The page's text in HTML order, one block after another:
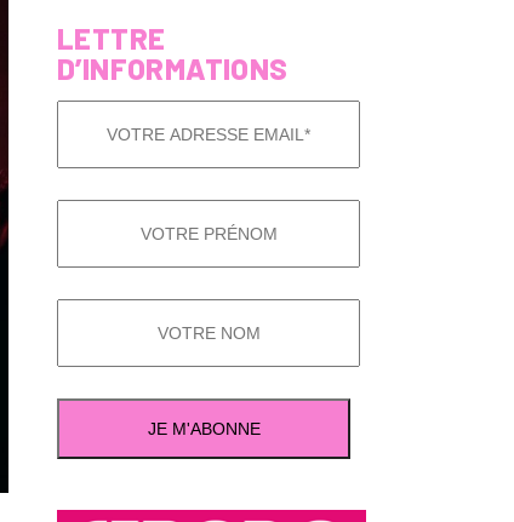
LETTRE
D’INFORMATIONS